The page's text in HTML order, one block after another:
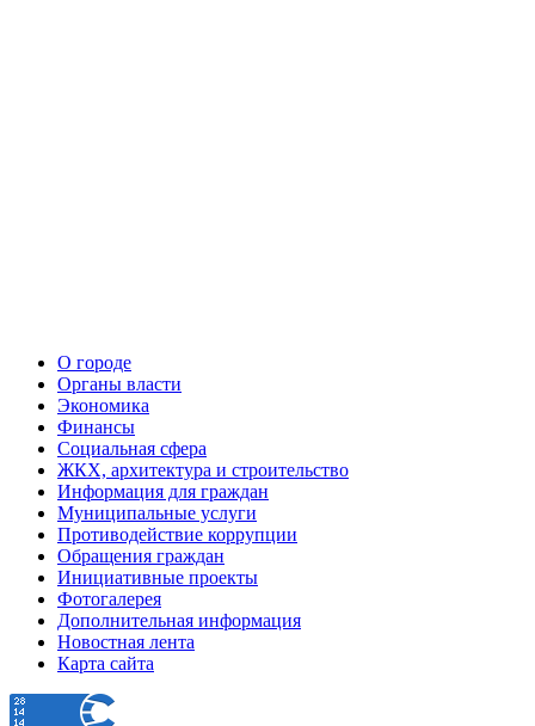
О городе
Органы власти
Экономика
Финансы
Социальная сфера
ЖКХ, архитектура и строительство
Информация для граждан
Муниципальные услуги
Противодействие коррупции
Обращения граждан
Инициативные проекты
Фотогалерея
Дополнительная информация
Новостная лента
Карта сайта